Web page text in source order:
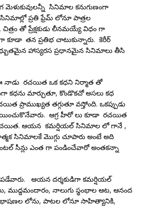
మెళుకువులన్నీ సినిమాల కనుగుణంగా
ప్రతి ఫ్రేమ్ లోనూ పాత్రల
తో ప్రేక్షకుడు లీనమయ్యే విధం గా
కూడా తన ప్రతిభ చాటుకున్నారు. కెరీర్
హాస్యరస ప్రధానమైన సినిమాలు తీసి
నాడు రచయిత ఒక కధని నిర్మాత తో
కధను మార్చుతూ, కొండొకచో అసలు కధ
తగ్గుతూ వస్తోంది. ఒకప్పుడు
ఆగ్ర హీరో లు కూడా రచయిత
రచయిత. ఆయన కమర్షియల్ సినిమాల లో గానే ,
సినిమాలకే మొగ్గు చూపారు అంటే అది
సీన్లు ఎంత గా పండించేవారో అంతకన్నా
ఆయన దర్శకుడిగా కమర్షియల్
ముద్దమందారం, నాలుగు స్థంభాల ఆట, ఆనంద
లోను, పాటల లోనూ సాహిత్యానికి,